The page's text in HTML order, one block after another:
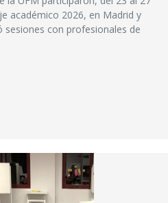
académico 2026, en Madrid y
sesiones con profesionales de